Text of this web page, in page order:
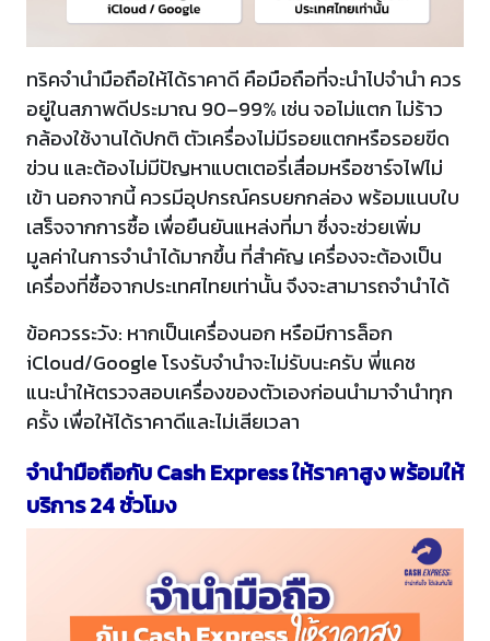
ทริคจำนำมือถือให้ได้ราคาดี คือมือถือที่จะนำไปจำนำ ควร
อยู่ในสภาพดีประมาณ 90–99% เช่น จอไม่แตก ไม่ร้าว
กล้องใช้งานได้ปกติ ตัวเครื่องไม่มีรอยแตกหรือรอยขีด
ข่วน และต้องไม่มีปัญหาแบตเตอรี่เสื่อมหรือชาร์จไฟไม่
เข้า นอกจากนี้ ควรมีอุปกรณ์ครบยกกล่อง พร้อมแนบใบ
เสร็จจากการซื้อ เพื่อยืนยันแหล่งที่มา ซึ่งจะช่วยเพิ่ม
มูลค่าในการจำนำได้มากขึ้น ที่สำคัญ เครื่องจะต้องเป็น
เครื่องที่ซื้อจากประเทศไทยเท่านั้น จึงจะสามารถจำนำได้
ข้อควรระวัง: หากเป็นเครื่องนอก หรือมีการล็อก
iCloud/Google โรงรับจำนำจะไม่รับนะครับ พี่แคช
แนะนำให้ตรวจสอบเครื่องของตัวเองก่อนนำมาจำนำทุก
ครั้ง เพื่อให้ได้ราคาดีและไม่เสียเวลา
จำนำมือถือกับ Cash Express ให้ราคาสูง พร้อมให้
บริการ 24 ชั่วโมง